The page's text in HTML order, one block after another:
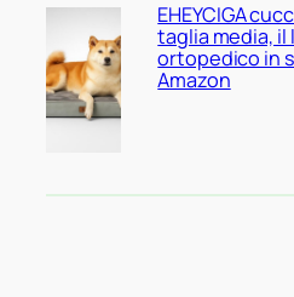
EHEYCIGA
taglia media,
ortopedico in
Amazon